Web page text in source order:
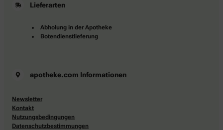
Lieferarten
Abholung in der Apotheke
Botendienstlieferung
apotheke.com Informationen
Newsletter
Kontakt
Nutzungsbedingungen
Datenschutzbestimmungen